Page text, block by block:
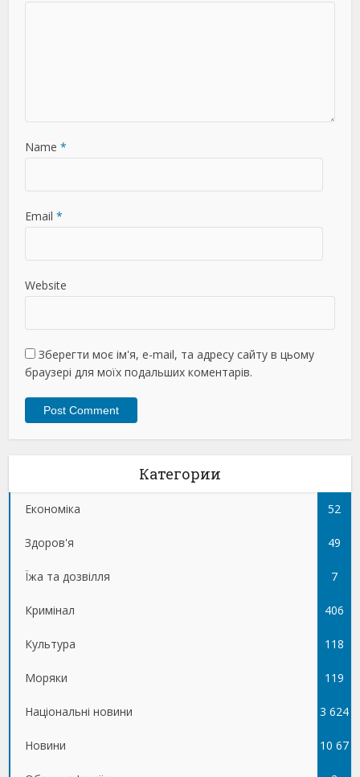
Name *
Email *
Website
Зберегти моє ім'я, e-mail, та адресу сайту в цьому
браузері для моїх подальших коментарів.
Категории
Економіка 52
Здоров'я 49
Їжа та дозвілля 7
Кримінал 406
Культура 118
Моряки 119
Національні новини 3 624
Новини 10 67